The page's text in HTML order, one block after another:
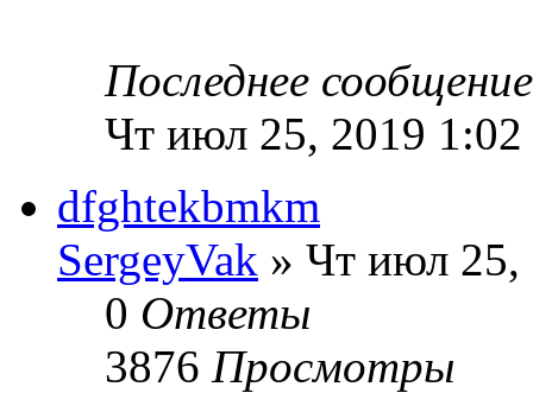
Последнее
Чт июл 25, 2019 1:02
dfghtekbmkm
SergeyVak » Чт июл 25,
0 Ответы
3876 Просмотры